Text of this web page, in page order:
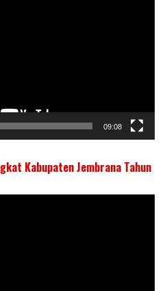
09:08
Kabupaten Jembrana Tahun